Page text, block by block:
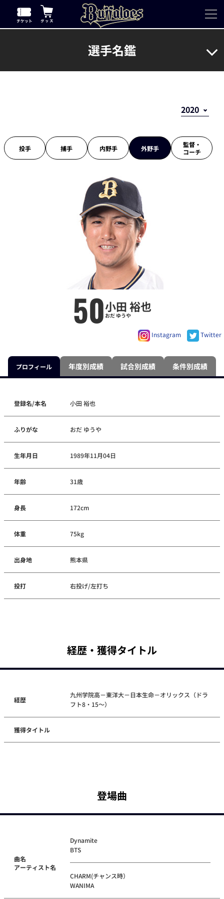
選手名鑑
投手 捕手 内野手 外野手
監督・
コーチ
50小田 裕也
おだ ゆうや
Instagram Twitter
プロフィール 年度別成績 試合別成績 条件別成績
登録名/本名 小田 裕也
ふりがな おだ ゆうや
生年月日 1989年11月04日
年齢 31歳
身長 172cm
体重 75kg
出身地 熊本県
投打 右投げ/左打ち
経歴・獲得タイトル
経歴
九州学院高－東洋大－日本生命－オリックス（ドラ
フト8・15～）
獲得タイトル
登場曲
曲名
アーティスト名
Dynamite
BTS
CHARM(チャンス時）
WANIMA